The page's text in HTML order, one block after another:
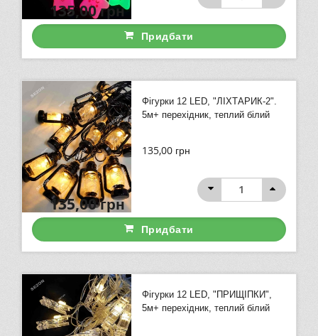
135,00грн
Придбати
Фігурки 12 LED, "ЛІХТАРИК-2".
5м+ перехідник, теплий білий
135,00 грн
135,00грн
Придбати
Фігурки 12 LED, "ПРИЩІПКИ",
5м+ перехідник, теплий білий